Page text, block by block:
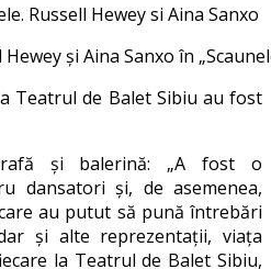
și Aina Sanxo în
Teatrul de Balet Sibiu au fost
și balerină: „A fost o
dansatori și, de asemenea,
au putut să pună întrebări
și alte reprezentații, viața
la Teatrul de Balet Sibiu,